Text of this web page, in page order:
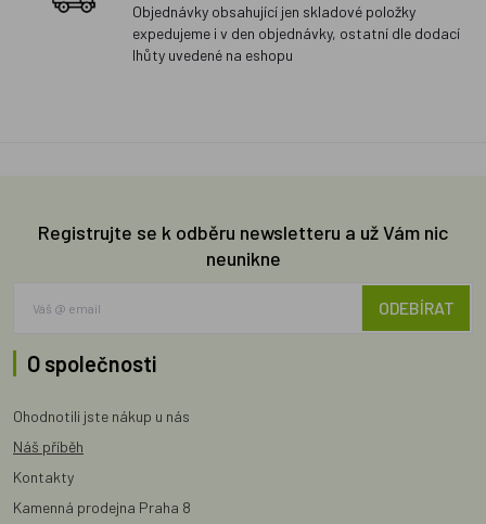
Objednávky obsahující jen skladové položky
expedujeme i v den objednávky, ostatní dle dodací
lhůty uvedené na eshopu
Registrujte se k odběru newsletteru a už Vám nic
neunikne
ODEBÍRAT
O společnosti
Ohodnotili jste nákup u nás
Náš příběh
Kontakty
Kamenná prodejna Praha 8